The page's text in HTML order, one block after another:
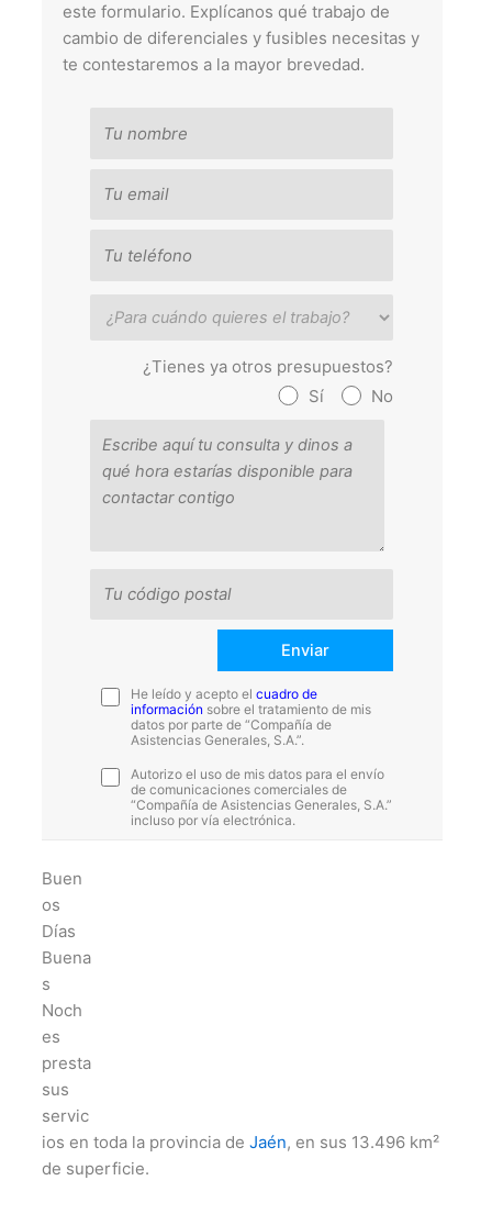
este formulario. Explícanos qué trabajo de
cambio de diferenciales y fusibles necesitas y
te contestaremos a la mayor brevedad.
¿Tienes ya otros presupuestos?
Sí
No
He leído y acepto elcuadro de
información sobre el tratamiento de mis
datos por parte de “Compañía de
Asistencias Generales, S.A.”.
Autorizo el uso de mis datos para el envío
de comunicaciones comerciales de
“Compañía de Asistencias Generales, S.A.”
incluso por vía electrónica.
Buen
os
Días
Buena
s
Noch
es
presta
sus
servic
ios en toda la provincia de Jaén, en sus 13.496 km²
de superficie.